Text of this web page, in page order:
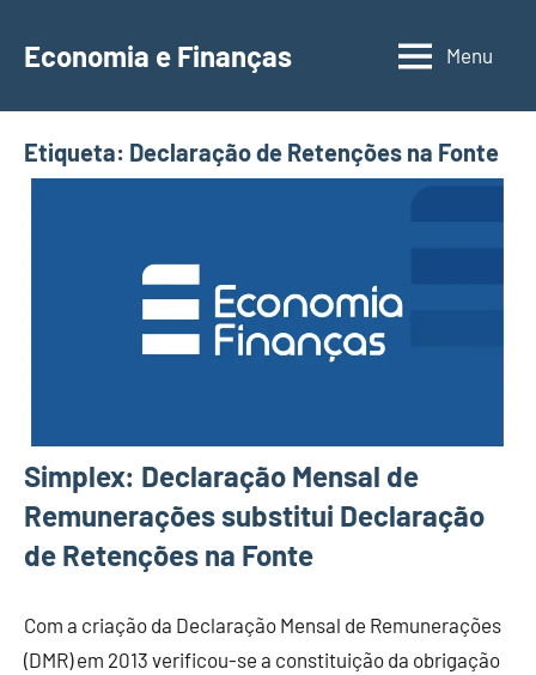
para
conteúdo
Economia e Finanças
Depósitos
IRS,
Finanças
Menu
Etiqueta: Declaração de Retenções na Fonte
Simplex: Declaração Mensal de
Remunerações substitui Declaração
de Retenções na Fonte
Com a criação da Declaração Mensal de Remunerações
(DMR) em 2013 verificou-se a constituição da obrigação